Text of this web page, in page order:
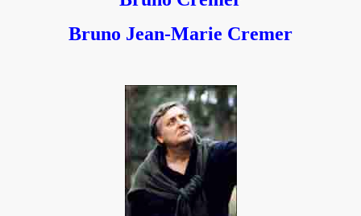
Bruno Jean-Marie Cremer